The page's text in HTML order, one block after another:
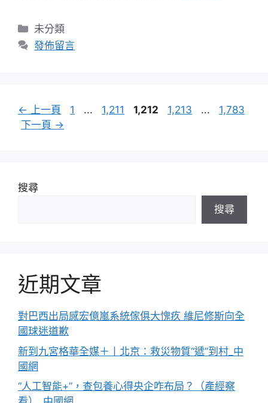
分
類
未分類
發佈留言
← 上一頁
頁
1 ...
頁
1,211
頁
1,212
頁
1,213 ...
頁
1,783
下一頁 →
搜尋
搜尋
近期文章
對巴西出局感宏億嵐系統傢俱大愧疚 維尼修斯向全
國球迷道歉
新到九宮格華全媒＋丨北京：救災物質“遞”到村_中
國網
“人工智能+”，查包養心得央企咋布局？（產經察